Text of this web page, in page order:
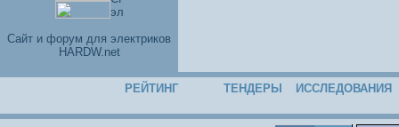
Cайт и форум для электриков
HARDW.net
РЕЙТИНГ ТЕНДЕРЫ ИССЛЕДОВАНИЯ